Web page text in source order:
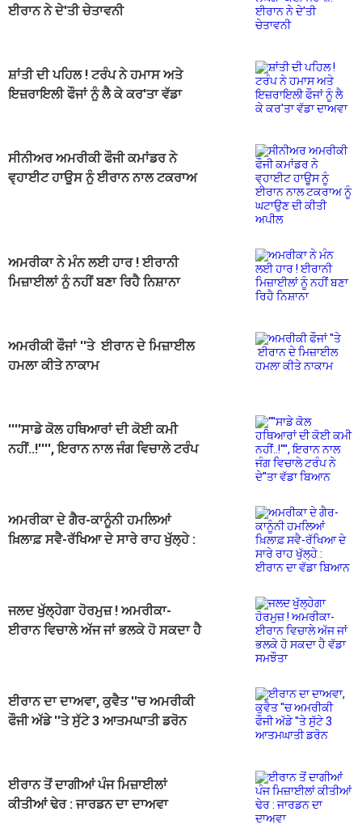
ਈਰਾਨ ਨੇ ਦੇ'ਤੀ ਚੇਤਾਵਨੀ
ਸ਼ਾਂਤੀ ਦੀ ਪਹਿਲ ! ਟਰੰਪ ਨੇ ਹਮਾਸ ਅਤੇ
ਇਜ਼ਰਾਇਲੀ ਫੌਜਾਂ ਨੂੰ ਲੈ ਕੇ ਕਰ'ਤਾ ਵੱਡਾ
ਸੀਨੀਅਰ ਅਮਰੀਕੀ ਫੌਜੀ ਕਮਾਂਡਰ ਨੇ
ਵ੍ਹਾਈਟ ਹਾਊਸ ਨੂੰ ਈਰਾਨ ਨਾਲ ਟਕਰਾਅ
ਅਮਰੀਕਾ ਨੇ ਮੰਨ ਲਈ ਹਾਰ ! ਈਰਾਨੀ
ਮਿਜ਼ਾਈਲਾਂ ਨੂੰ ਨਹੀਂ ਬਣਾ ਰਿਹੈ ਨਿਸ਼ਾਨਾ
ਅਮਰੀਕੀ ਫੌਜਾਂ ''ਤੇ ਈਰਾਨ ਦੇ ਮਿਜ਼ਾਈਲ
ਹਮਲਾ ਕੀਤੇ ਨਾਕਾਮ
''''ਸਾਡੇ ਕੋਲ ਹਥਿਆਰਾਂ ਦੀ ਕੋਈ ਕਮੀ
ਨਹੀਂ..!'''', ਇਰਾਨ ਨਾਲ ਜੰਗ ਵਿਚਾਲੇ ਟਰੰਪ
ਅਮਰੀਕਾ ਦੇ ਗੈਰ-ਕਾਨੂੰਨੀ ਹਮਲਿਆਂ
ਖ਼ਿਲਾਫ਼ ਸਵੈ-ਰੱਖਿਆ ਦੇ ਸਾਰੇ ਰਾਹ ਖੁੱਲ੍ਹੇ :
ਜਲਦ ਖੁੱਲ੍ਹੇਗਾ ਹੋਰਮੁਜ਼ ! ਅਮਰੀਕਾ-
ਈਰਾਨ ਵਿਚਾਲੇ ਅੱਜ ਜਾਂ ਭਲਕੇ ਹੋ ਸਕਦਾ ਹੈ
ਈਰਾਨ ਦਾ ਦਾਅਵਾ, ਕੁਵੈਤ ''ਚ ਅਮਰੀਕੀ
ਫੌਜੀ ਅੱਡੇ ''ਤੇ ਸੁੱਟੇ 3 ਆਤਮਘਾਤੀ ਡਰੋਨ
ਈਰਾਨ ਤੋਂ ਦਾਗੀਆਂ ਪੰਜ ਮਿਜ਼ਾਈਲਾਂ
ਕੀਤੀਆਂ ਢੇਰ : ਜਾਰਡਨ ਦਾ ਦਾਅਵਾ